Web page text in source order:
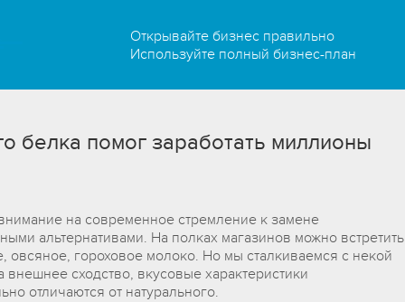
Открывайте бизнес правильно
Используйте полный бизнес-план
белка помог заработать миллионы
на современное стремление к замене
альтернативами. На полках магазинов можно встретить
овсяное, гороховое молоко. Но мы сталкиваемся с некой
сходство, вкусовые характеристики
отличаются от натурального.